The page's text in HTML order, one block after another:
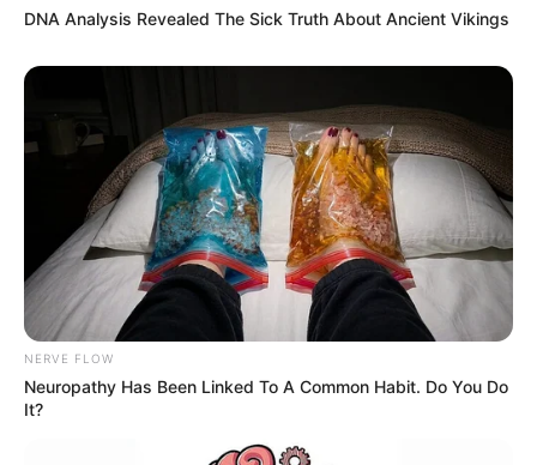
TAGS
DNA Analysis Revealed The Sick Truth About Ancient Vikings
NERVE FLOW
Neuropathy Has Been Linked To A Common Habit. Do You Do
It?